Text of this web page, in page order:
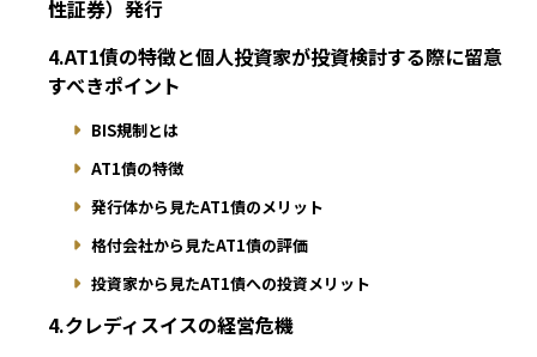
性証券）発行
4.AT1債の特徴と個人投資家が投資検討する際に留意
すべきポイント
BIS規制とは
AT1債の特徴
発行体から見たAT1債のメリット
格付会社から見たAT1債の評価
投資家から見たAT1債への投資メリット
4.クレディスイスの経営危機